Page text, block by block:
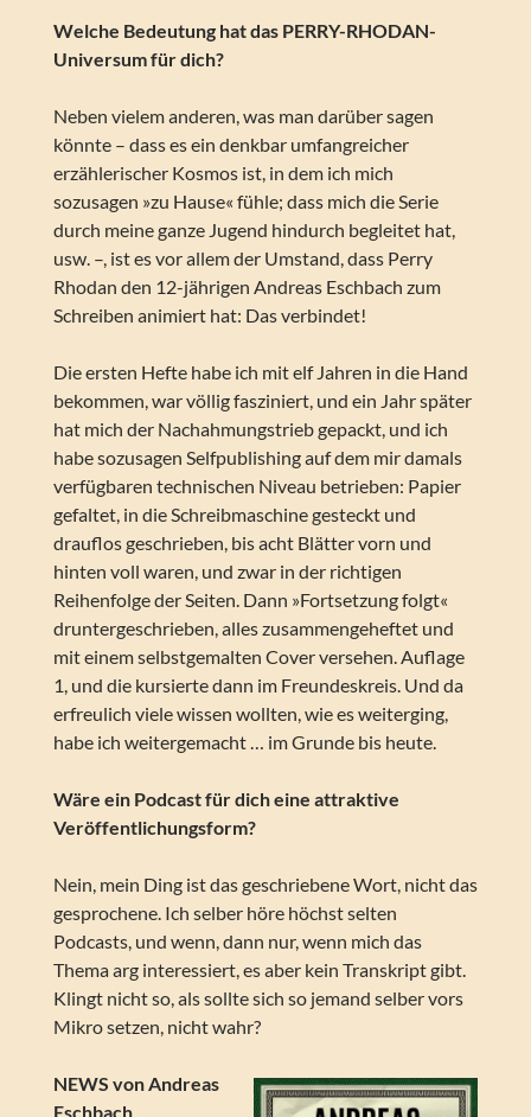
Welche Bedeutung hat das PERRY-RHODAN-
Universum für dich?
Neben vielem anderen, was man darüber sagen
könnte – dass es ein denkbar umfangreicher
erzählerischer Kosmos ist, in dem ich mich
sozusagen »zu Hause« fühle; dass mich die Serie
durch meine ganze Jugend hindurch begleitet hat,
usw. –, ist es vor allem der Umstand, dass Perry
Rhodan den 12-jährigen Andreas Eschbach zum
Schreiben animiert hat: Das verbindet!
Die ersten Hefte habe ich mit elf Jahren in die Hand
bekommen, war völlig fasziniert, und ein Jahr später
hat mich der Nachahmungstrieb gepackt, und ich
habe sozusagen Selfpublishing auf dem mir damals
verfügbaren technischen Niveau betrieben: Papier
gefaltet, in die Schreibmaschine gesteckt und
drauflos geschrieben, bis acht Blätter vorn und
hinten voll waren, und zwar in der richtigen
Reihenfolge der Seiten. Dann »Fortsetzung folgt«
druntergeschrieben, alles zusammengeheftet und
mit einem selbstgemalten Cover versehen. Auflage
1, und die kursierte dann im Freundeskreis. Und da
erfreulich viele wissen wollten, wie es weiterging,
habe ich weitergemacht … im Grunde bis heute.
Wäre ein Podcast für dich eine attraktive
Veröffentlichungsform?
Nein, mein Ding ist das geschriebene Wort, nicht das
gesprochene. Ich selber höre höchst selten
Podcasts, und wenn, dann nur, wenn mich das
Thema arg interessiert, es aber kein Transkript gibt.
Klingt nicht so, als sollte sich so jemand selber vors
Mikro setzen, nicht wahr?
NEWS von Andreas
Eschbach